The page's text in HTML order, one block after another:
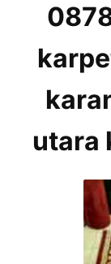
utara